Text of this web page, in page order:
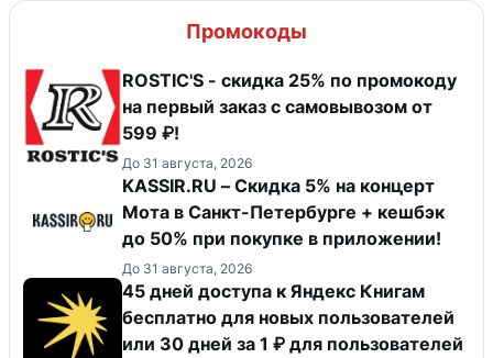
Промокоды
ROSTIC'S - скидка 25% по промокоду
на первый заказ с самовывозом от
599 ₽!
До 31 августа, 2026
KASSIR.RU – Скидка 5% на концерт
Мота в Санкт-Петербурге + кешбэк
до 50% при покупке в приложении!
До 31 августа, 2026
45 дней доступа к Яндекс Книгам
бесплатно для новых пользователей
или 30 дней за 1 ₽ для пользователей